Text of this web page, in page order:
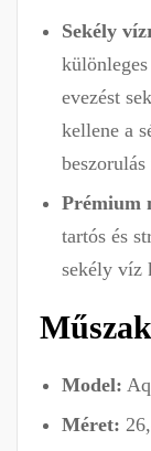
Sekély
evezést
kellene a
Prémium
tartós és
sekély víz
Model:
Méret: